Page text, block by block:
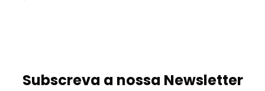
Subscreva a nossa Newsletter